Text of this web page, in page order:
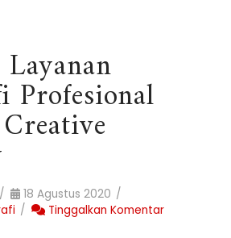
Profesional
18 Agustus 2020
Tinggalkan Komentar